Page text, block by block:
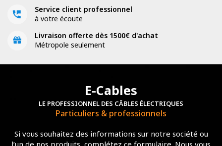
Service client professionnel
à votre écoute
Livraison offerte dès 1500€ d'achat
Métropole seulement
E-Cables
LE PROFESSIONNEL DES CÂBLES ÉLECTRIQUES
Particuliers & professionnels
Si vous souhaitez des informations sur notre société ou
l’un de nos produits, complétez ce formulaire. Nous vous